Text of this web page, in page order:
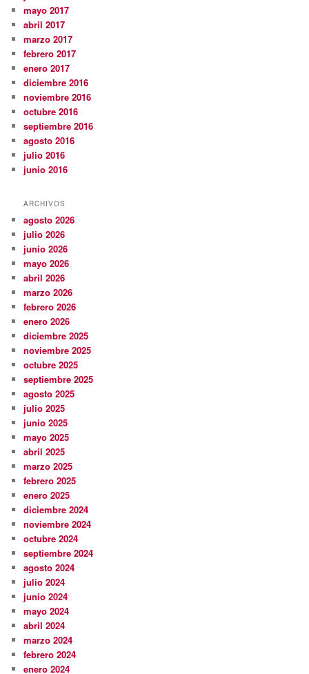
mayo 2017
abril 2017
marzo 2017
febrero 2017
enero 2017
diciembre 2016
noviembre 2016
octubre 2016
septiembre 2016
agosto 2016
julio 2016
junio 2016
ARCHIVOS
agosto 2026
julio 2026
junio 2026
mayo 2026
abril 2026
marzo 2026
febrero 2026
enero 2026
diciembre 2025
noviembre 2025
octubre 2025
septiembre 2025
agosto 2025
julio 2025
junio 2025
mayo 2025
abril 2025
marzo 2025
febrero 2025
enero 2025
diciembre 2024
noviembre 2024
octubre 2024
septiembre 2024
agosto 2024
julio 2024
junio 2024
mayo 2024
abril 2024
marzo 2024
febrero 2024
enero 2024